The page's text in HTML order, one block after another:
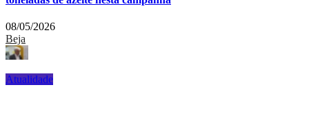
08/05/2026
Beja
Atualidade